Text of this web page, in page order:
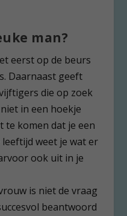
man?
eerst op de beurs
Daarnaast geeft
die op zoek
in een hoekje
komen dat je een
weet je wat er
ook uit in je
is niet de vraag
beantwoord